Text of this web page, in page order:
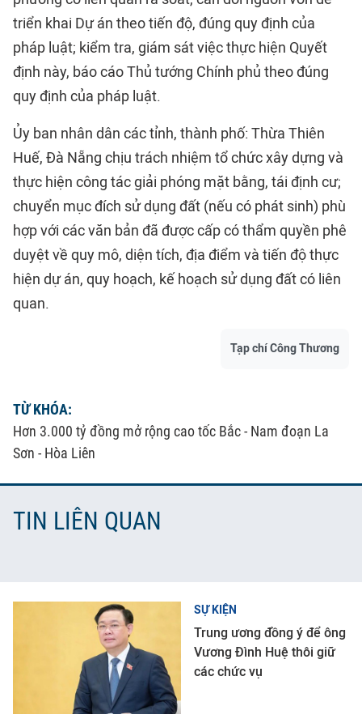
triển khai Dự án theo tiến độ, đúng quy định của
pháp luật; kiểm tra, giám sát việc thực hiện Quyết
định này, báo cáo Thủ tướng Chính phủ theo đúng
quy định của pháp luật.
Ủy ban nhân dân các tỉnh, thành phố: Thừa Thiên
Huế, Đà Nẵng chịu trách nhiệm tổ chức xây dựng và
thực hiện công tác giải phóng mặt bằng, tái định cư;
chuyển mục đích sử dụng đất (nếu có phát sinh) phù
hợp với các văn bản đã được cấp có thẩm quyền phê
duyệt về quy mô, diện tích, địa điểm và tiến độ thực
hiện dự án, quy hoạch, kế hoạch sử dụng đất có liên
quan.
Tạp chí Công Thương
TỪ KHÓA:
Hơn 3.000 tỷ đồng mở rộng cao tốc Bắc - Nam đoạn La
Sơn - Hòa Liên
TIN LIÊN QUAN
SỰ KIỆN
Trung ương đồng ý để ông
Vương Đình Huệ thôi giữ
các chức vụ